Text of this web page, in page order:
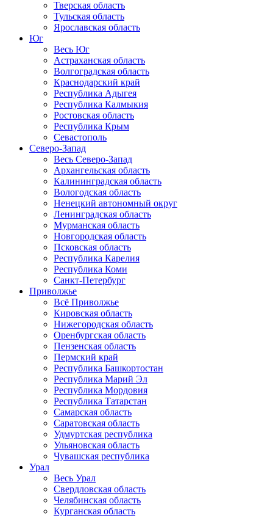
Тверская область
Тульская область
Ярославская область
Юг
Весь Юг
Астраханская область
Волгоградская область
Краснодарский край
Республика Адыгея
Республика Калмыкия
Ростовская область
Республика Крым
Севастополь
Северо-Запад
Весь Северо-Запад
Архангельская область
Калининградская область
Вологодская область
Ненецкий автономный округ
Ленинградская область
Мурманская область
Новгородская область
Псковская область
Республика Карелия
Республика Коми
Санкт-Петербург
Приволжье
Всё Приволжье
Кировская область
Нижегородская область
Оренбургская область
Пензенская область
Пермский край
Республика Башкортостан
Республика Марий Эл
Республика Мордовия
Республика Татарстан
Самарская область
Саратовская область
Удмуртская республика
Ульяновская область
Чувашская республика
Урал
Весь Урал
Свердловская область
Челябинская область
Курганская область